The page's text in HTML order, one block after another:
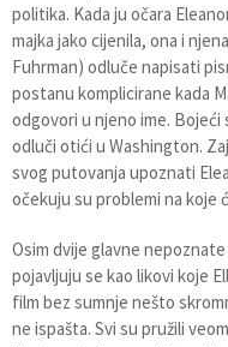
politika. Kada ju očara
majka jako cijenila, ona i
Fuhrman) odluče napisati
postanu komplicirane kada
odgovori u njeno ime.
odluči otići u Washington.
svog putovanja upoznati
očekuju su problemi na koje
Osim dvije glavne
pojavljuju se kao likovi koje
film bez sumnje nešto
ne ispašta. Svi su pružili